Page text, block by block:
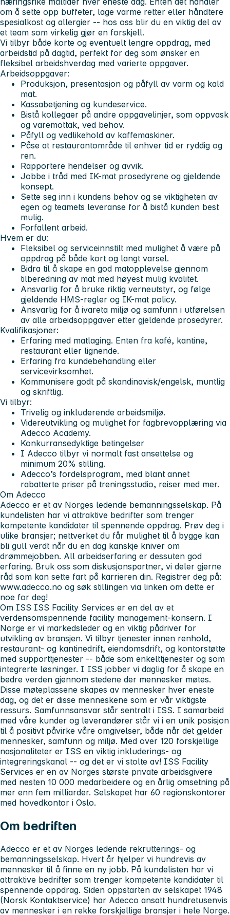
om å sette opp buffeter, lage varme retter eller håndtere
spesialkost og allergier -- hos oss blir du en viktig del av
et team som virkelig gjør en forskjell.
Vi tilbyr både korte og eventuelt lengre oppdrag, med
arbeidstid på dagtid, perfekt for deg som ønsker en
fleksibel arbeidshverdag med varierte oppgaver.
Arbeidsoppgaver:
Produksjon, presentasjon og påfyll av varm og kald
mat.
Kassabetjening og kundeservice.
Bistå kollegaer på andre oppgavelinjer, som oppvask
og varemottak, ved behov.
Påfyll og vedlikehold av kaffemaskiner.
Påse at restaurantområde til enhver tid er ryddig og
ren.
Rapportere hendelser og avvik.
Jobbe i tråd med IK-mat prosedyrene og gjeldende
konsept.
Sette seg inn i kundens behov og se viktigheten av
egen og teamets leveranse for å bistå kunden best
mulig.
Forfallent arbeid.
Hvem er du:
Fleksibel og serviceinnstilt med mulighet å være på
oppdrag på både kort og langt varsel.
Bidra til å skape en god matopplevelse gjennom
tilberedning av mat med høyest mulig kvalitet.
Ansvarlig for å bruke riktig verneutstyr, og følge
gjeldende HMS-regler og IK-mat policy.
Ansvarlig for å ivareta miljø og samfunn i utførelsen
av alle arbeidsoppgaver etter gjeldende prosedyrer.
Kvalifikasjoner:
Erfaring med matlaging. Enten fra kafé, kantine,
restaurant eller lignende.
Erfaring fra kundebehandling eller
servicevirksomhet.
Kommunisere godt på skandinavisk/engelsk, muntlig
og skriftlig.
Vi tilbyr:
Trivelig og inkluderende arbeidsmiljø.
Videreutvikling og mulighet for fagbrevopplæring via
Adecco Academy.
Konkurransedyktige betingelser
I Adecco tilbyr vi normalt fast ansettelse og
minimum 20% stilling.
Adecco’s fordelsprogram, med blant annet
rabatterte priser på treningsstudio, reiser med mer.
Om Adecco
Adecco er et av Norges ledende bemanningsselskap. På
kundelisten har vi attraktive bedrifter som trenger
kompetente kandidater til spennende oppdrag. Prøv deg i
ulike bransjer; nettverket du får mulighet til å bygge kan
bli gull verdt når du en dag kanskje kniver om
drømmejobben. All arbeidserfaring er dessuten god
erfaring. Bruk oss som diskusjonspartner, vi deler gjerne
råd som kan sette fart på karrieren din. Registrer deg på:
www.adecco.no og søk stillingen via linken om dette er
noe for deg!
Om ISS ISS Facility Services er en del av et
verdensomspennende facility management-konsern. I
Norge er vi markedsleder og en viktig pådriver for
utvikling av bransjen. Vi tilbyr tjenester innen renhold,
restaurant- og kantinedrift, eiendomsdrift, og kontorstøtte
med supporttjenester -- både som enkelttjenester og som
integrerte løsninger. I ISS jobber vi daglig for å skape en
bedre verden gjennom stedene der mennesker møtes.
Disse møteplassene skapes av mennesker hver eneste
dag, og det er disse menneskene som er vår viktigste
ressurs. Samfunnsansvar står sentralt i ISS. I samarbeid
med våre kunder og leverandører står vi i en unik posisjon
til å positivt påvirke våre omgivelser, både når det gjelder
mennesker, samfunn og miljø. Med over 120 forskjellige
nasjonaliteter er ISS en viktig inkluderings- og
integreringskanal -- og det er vi stolte av! ISS Facility
Services er en av Norges største private arbeidsgivere
med nesten 10 000 medarbeidere og en årlig omsetning på
mer enn fem milliarder. Selskapet har 60 regionskontorer
med hovedkontor i Oslo.
Om bedriften
Adecco er et av Norges ledende rekrutterings- og
bemanningsselskap. Hvert år hjelper vi hundrevis av
mennesker til å finne en ny jobb. På kundelisten har vi
attraktive bedrifter som trenger kompetente kandidater til
spennende oppdrag. Siden oppstarten av selskapet 1948
(Norsk Kontaktservice) har Adecco ansatt hundretusenvis
av mennesker i en rekke forskjellige bransjer i hele Norge.